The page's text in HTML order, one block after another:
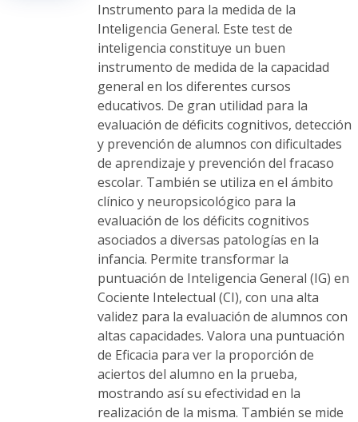
Instrumento para la medida de la
Inteligencia General. Este test de
inteligencia constituye un buen
instrumento de medida de la capacidad
general en los diferentes cursos
educativos. De gran utilidad para la
evaluación de déficits cognitivos, detección
y prevención de alumnos con dificultades
de aprendizaje y prevención del fracaso
escolar. También se utiliza en el ámbito
clínico y neuropsicológico para la
evaluación de los déficits cognitivos
asociados a diversas patologías en la
infancia. Permite transformar la
puntuación de Inteligencia General (IG) en
Cociente Intelectual (CI), con una alta
validez para la evaluación de alumnos con
altas capacidades. Valora una puntuación
de Eficacia para ver la proporción de
aciertos del alumno en la prueba,
mostrando así su efectividad en la
realización de la misma. También se mide